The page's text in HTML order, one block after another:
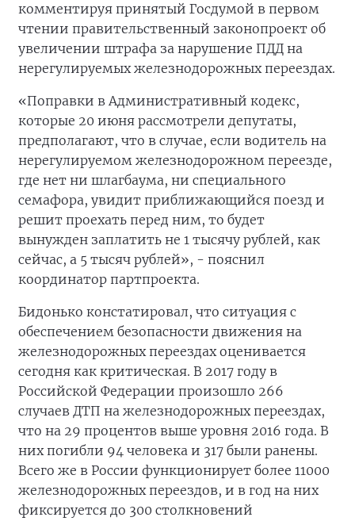
комментируя принятый Госдумой в первом
чтении правительственный законопроект об
увеличении штрафа за нарушение ПДД на
нерегулируемых железнодорожных переездах.
«Поправки в Административный кодекс,
которые 20 июня рассмотрели депутаты,
предполагают, что в случае, если водитель на
нерегулируемом железнодорожном переезде,
где нет ни шлагбаума, ни специального
семафора, увидит приближающийся поезд и
решит проехать перед ним, то будет
вынужден заплатить не 1 тысячу рублей, как
сейчас, а 5 тысяч рублей», - пояснил
координатор партпроекта.
Бидонько констатировал, что ситуация с
обеспечением безопасности движения на
железнодорожных переездах оценивается
сегодня как критическая. В 2017 году в
Российской Федерации произошло 266
случаев ДТП на железнодорожных переездах,
что на 29 процентов выше уровня 2016 года. В
них погибли 94 человека и 317 были ранены.
Всего же в России функционирует более 11000
железнодорожных переездов, и в год на них
фиксируется до 300 столкновений